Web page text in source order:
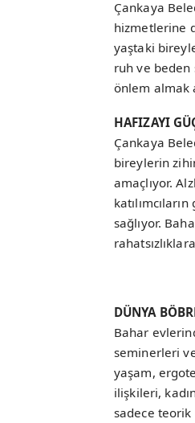
Çankaya
hizmetlerine
yaştaki
ruh ve beden
önlem almak
HAFIZAYI
Çankaya
bireylerin
amaçlıyor.
sağlıyor.
DÜNYA
Bahar
seminerleri
yaşam,
ilişkileri,
sadece teorik